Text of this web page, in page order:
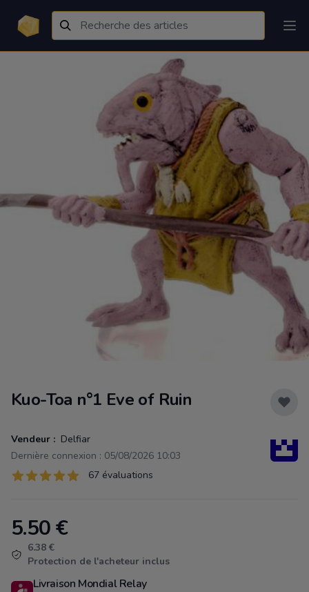
Kuo-Toa n°1 Eve of Ruin
Vendeur : Delfiar
Dernière connexion : 05/08/2026 10:03
Évaluations
67 sur 5 étoiles 67 évaluations
Product information
5.50€
6.38 €
Protection de l'acheteur inclus
Livraison Mondial Relay